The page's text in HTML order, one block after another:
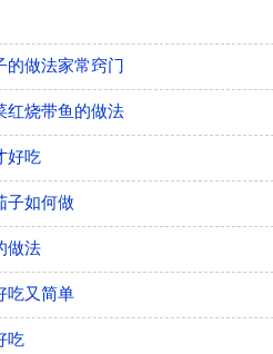
的做法家常窍门
红烧带鱼的做法
好吃
子如何做
做法
吃又简单
吃